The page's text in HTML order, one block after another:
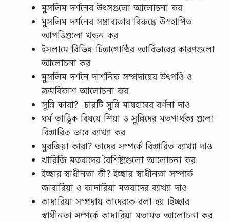
মুসলিম দর্শনের উৎসগুলো আলোচনা কর
মুসলিম দর্শনের সম্ভাব্যতার বিরুদ্ধে উস্হাপিত
আপওিগুলো খন্ডন কর
ইসলামে বিভিন্ন চিন্তাগোষ্ঠির আর্বিভাবের কারণগুলো
আলোচনা কর
মুসলিম দর্শনে দার্শনিক সম্প্রদায়ের উৎপওি ও
ক্রমবিকাশ আলোচনা কর
সুন্নি কারা? চারটি সুন্নি মাযহাবের বর্ণনা দাও
ধর্ম তাও্বিক বিষয়ে শিয়া ও সুন্নিদের মতপার্থক্য গুলো
বিস্তারিত ভাবে ব্যাখ্যা কর
মুরজিয়া কারা? তাদের সম্পর্কে বিস্তারিত ব্যাখ্যা দাও
খারিজি মতবাদের বৈশিষ্ট্যগুলো আলোচনা কর
ইচ্ছার স্বাধীনতা কী? ইচ্ছার স্বাধীনতা সম্পর্কে
জাবারিয়া ও কাদারিয়া মতবাদের ব্যাখ্যা দাও
কাদারিয়া সম্প্রদায় কাদেরকে বলা হয় ৷ইচ্ছার
স্বাধীনতা সম্পর্কে কাদারিয়া মতামত আলোচনা কর